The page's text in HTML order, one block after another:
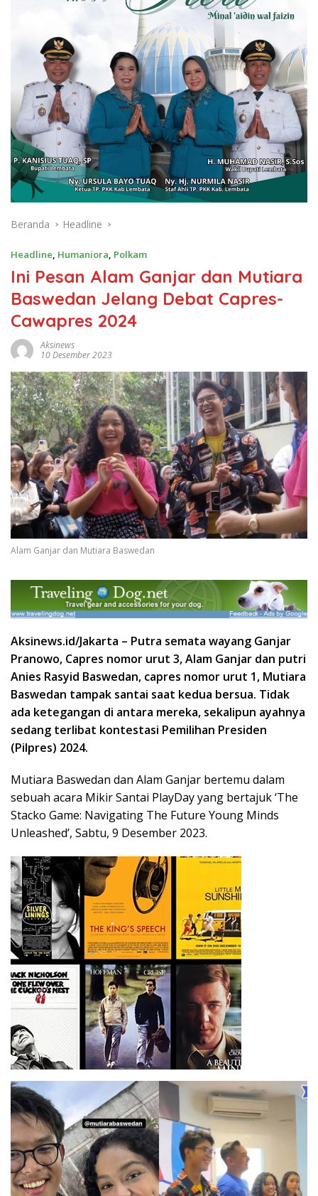
Beranda Headline
Headline, Humaniora, Polkam
Ini Pesan Alam Ganjar dan Mutiara
Baswedan Jelang Debat Capres-
Cawapres 2024
Aksinews
10 Desember 2023
Alam Ganjar dan Mutiara Baswedan
Aksinews.id/Jakarta – Putra semata wayang Ganjar
Pranowo, Capres nomor urut 3, Alam Ganjar dan putri
Anies Rasyid Baswedan, capres nomor urut 1, Mutiara
Baswedan tampak santai saat kedua bersua. Tidak
ada ketegangan di antara mereka, sekalipun ayahnya
sedang terlibat kontestasi Pemilihan Presiden
(Pilpres) 2024.
Mutiara Baswedan dan Alam Ganjar bertemu dalam
sebuah acara Mikir Santai PlayDay yang bertajuk ‘The
Stacko Game: Navigating The Future Young Minds
Unleashed’, Sabtu, 9 Desember 2023.